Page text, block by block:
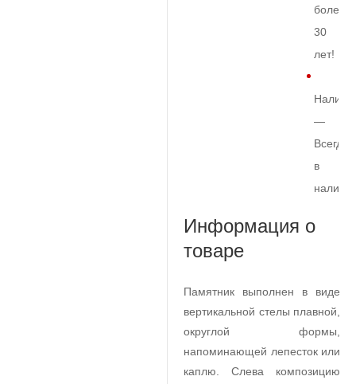
более
30
лет!
—
Всегда
в
Информация о
товаре
Памятник выполнен в виде
вертикальной стелы плавной,
округлой формы,
напоминающей лепесток или
каплю. Слева композицию